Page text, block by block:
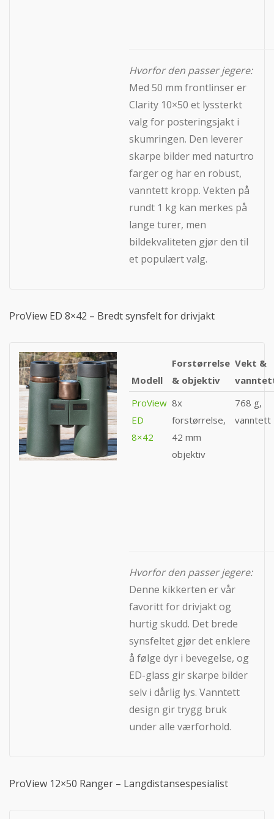
Hvorfor den passer jegere:
Med 50 mm frontlinser er
Clarity 10×50 et lyssterkt
valg for posteringsjakt i
skumringen. Den leverer
skarpe bilder med naturtro
farger og har en robust,
vanntett kropp. Vekten på
rundt 1 kg kan merkes på
lange turer, men
bildekvaliteten gjør den til
et populært valg.
ProView ED 8×42 – Bredt synsfelt for drivjakt
Modell
Forstørrelse
& objektiv
Vekt &
ProView
ED
8×42
8x
forstørrelse,
42 mm
objektiv
768 g,
vanntett
Hvorfor den passer jegere:
Denne kikkerten er vår
favoritt for drivjakt og
hurtig skudd. Det brede
synsfeltet gjør det enklere
å følge dyr i bevegelse, og
ED-glass gir skarpe bilder
selv i dårlig lys. Vanntett
design gir trygg bruk
under alle værforhold.
ProView 12×50 Ranger – Langdistansespesialist